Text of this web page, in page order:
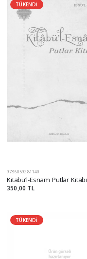
TÜKENDİ
9786059281140
Kitabü’l-Esnam Putlar Kitabı
350,00 TL
TÜKENDİ